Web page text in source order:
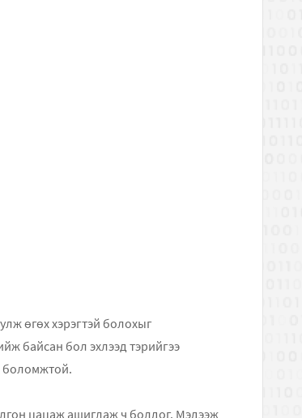
эхлээд тэрийгээ
боломжтой.
цацаж ашиглаж ч болдог. Мэдээж